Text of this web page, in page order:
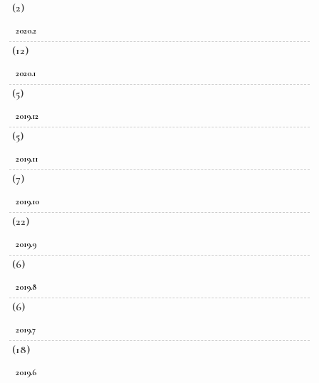
(2)
2020.2
(12)
2020.1
(5)
2019.12
(5)
2019.11
(7)
2019.10
(22)
2019.9
(6)
2019.8
(6)
2019.7
(18)
2019.6